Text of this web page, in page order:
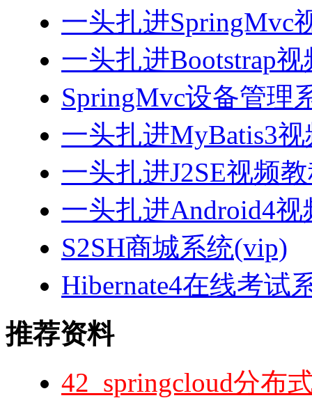
一头扎进SpringMvc
一头扎进Bootstrap
SpringMvc设备管理
一头扎进MyBatis3
一头扎进J2SE视频
一头扎进Android4视
S2SH商城系统(vip)
Hibernate4在线考试
推荐资料
42_springcloud分布